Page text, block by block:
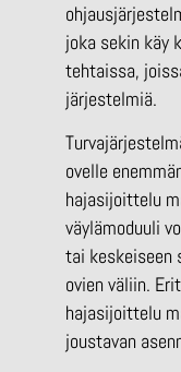
joka sekin käy
tehtaissa,
järjestelmiä.
ovelle
hajasijoittelu
väylämoduuli
tai keskeiseen
ovien väliin.
hajasijoittelu
joustavan